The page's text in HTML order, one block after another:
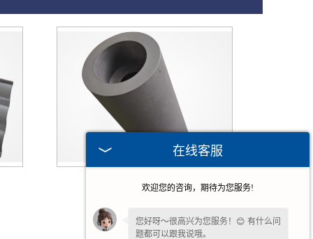
广东石墨制品
在线客服
欢迎您的咨询，期待为您服务!
您好呀～很高兴为您服务！😊 有什么问
题都可以跟我说哦。